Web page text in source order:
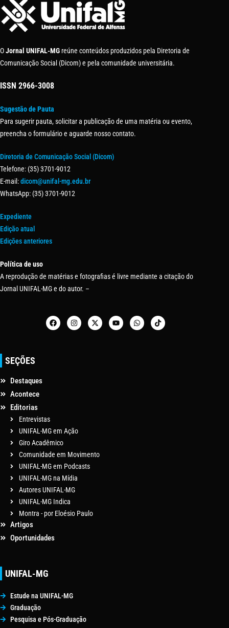
OJornal UNIFAL-MG reúne conteúdos produzidos pela Diretoria de
Comunicação Social (Dicom) e pela comunidade universitária.
ISSN 2966-3008
Sugestão de Pauta
Para sugerir pauta, solicitar a publicação de uma matéria ou evento,
preencha o formulário e aguarde nosso contato.
Diretoria de Comunicação Social (Dicom)
Telefone: (35) 3701-9012
E-mail:dicom@unifal-mg.edu.br
WhatsApp: (35) 3701-9012
Expediente
Edição atual
Edições anteriores
Política de uso
A reprodução de matérias e fotografias é livre mediante a citação do
Jornal UNIFAL-MG e do autor. –
SEÇÕES
Destaques
Acontece
Editorias
Entrevistas
UNIFAL-MG em Ação
Giro Acadêmico
Comunidade em Movimento
UNIFAL-MG em Podcasts
UNIFAL-MG na Mídia
Autores UNIFAL-MG
UNIFAL-MG Indica
Montra - por Eloésio Paulo
Artigos
Oportunidades
UNIFAL-MG
Estude na UNIFAL-MG
Graduação
Pesquisa e Pós-Graduação